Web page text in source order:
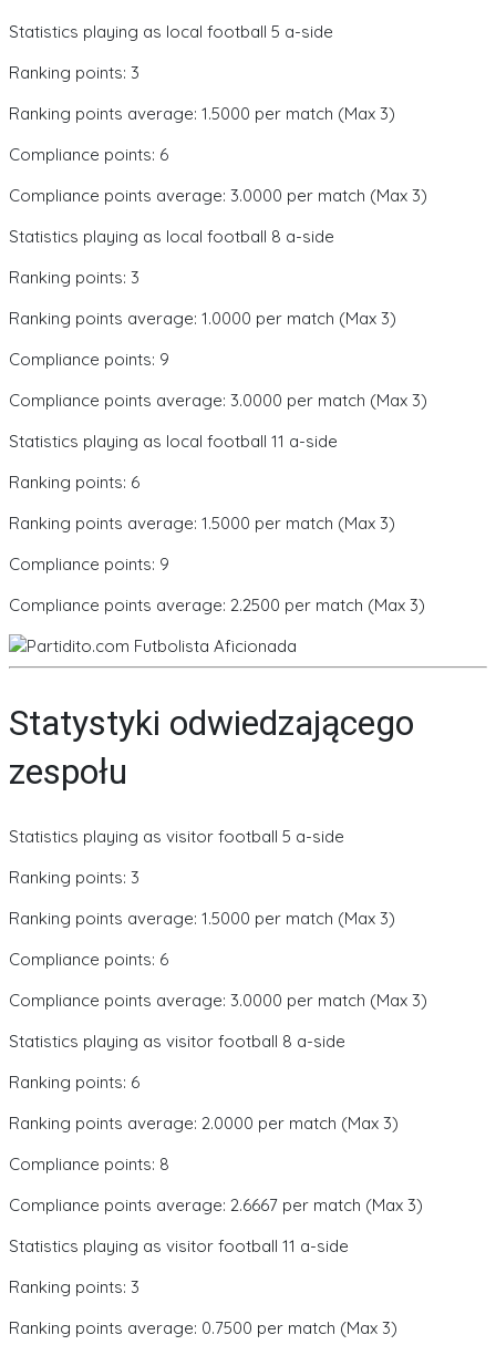
Statistics playing as local football 5 a-side
Ranking points: 3
Ranking points average: 1.5000 per match (Max 3)
Compliance points: 6
Compliance points average: 3.0000 per match (Max 3)
Statistics playing as local football 8 a-side
Ranking points: 3
Ranking points average: 1.0000 per match (Max 3)
Compliance points: 9
Compliance points average: 3.0000 per match (Max 3)
Statistics playing as local football 11 a-side
Ranking points: 6
Ranking points average: 1.5000 per match (Max 3)
Compliance points: 9
Compliance points average: 2.2500 per match (Max 3)
Statystyki odwiedzającego
zespołu
Statistics playing as visitor football 5 a-side
Ranking points: 3
Ranking points average: 1.5000 per match (Max 3)
Compliance points: 6
Compliance points average: 3.0000 per match (Max 3)
Statistics playing as visitor football 8 a-side
Ranking points: 6
Ranking points average: 2.0000 per match (Max 3)
Compliance points: 8
Compliance points average: 2.6667 per match (Max 3)
Statistics playing as visitor football 11 a-side
Ranking points: 3
Ranking points average: 0.7500 per match (Max 3)